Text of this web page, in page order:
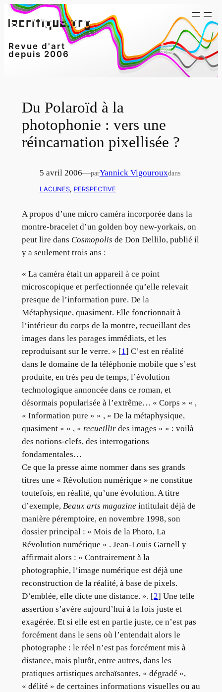
Aller
au
Revue d'art
depuis 2006
Du Polaroïd à la
photophonie : vers une
réincarnation pixellisée ?
5 avril 2006—parYannick Vigourouxdans
LACUNES, PERSPECTIVE
A propos d’une micro caméra incorporée dans la
montre-bracelet d’un golden boy new-yorkais, on
peut lire dans Cosmopolis de Don Dellilo, publié il
y a seulement trois ans :
« La caméra était un appareil à ce point
microscopique et perfectionnée qu’elle relevait
presque de l’information pure. De la
Métaphysique, quasiment. Elle fonctionnait à
l’intérieur du corps de la montre, recueillant des
images dans les parages immédiats, et les
reproduisant sur le verre. » [1] C’est en réalité
dans le domaine de la téléphonie mobile que s’est
produite, en très peu de temps, l’évolution
technologique annoncée dans ce roman, et
désormais popularisée à l’extrême… « Corps » « ,
« Information pure » » , « De la métaphysique,
quasiment » « , « recueillirdes images » » : voilà
des notions-clefs, des interrogations
fondamentales…
Ce que la presse aime nommer dans ses grands
titres une « Révolution numérique » ne constitue
toutefois, en réalité, qu’une évolution. A titre
d’exemple, Beaux arts magazineintitulait déjà de
manière péremptoire, en novembre 1998, son
dossier principal : « Mois de la Photo, La
Révolution numérique » . Jean-Louis Garnell y
affirmait alors : « Contrairement à la
photographie, l’image numérique est déjà une
reconstruction de la réalité, à base de pixels.
D’emblée, elle dicte une distance. ». [2] Une telle
assertion s’avère aujourd’hui à la fois juste et
exagérée. Et si elle est en partie juste, ce n’est pas
forcément dans le sens où l’entendait alors le
photographe : le réel n’est pas forcément mis à
distance, mais plutôt, entre autres, dans les
pratiques artistiques archaïsantes, « dégradé »,
« délité » de certaines informations visuelles ou au